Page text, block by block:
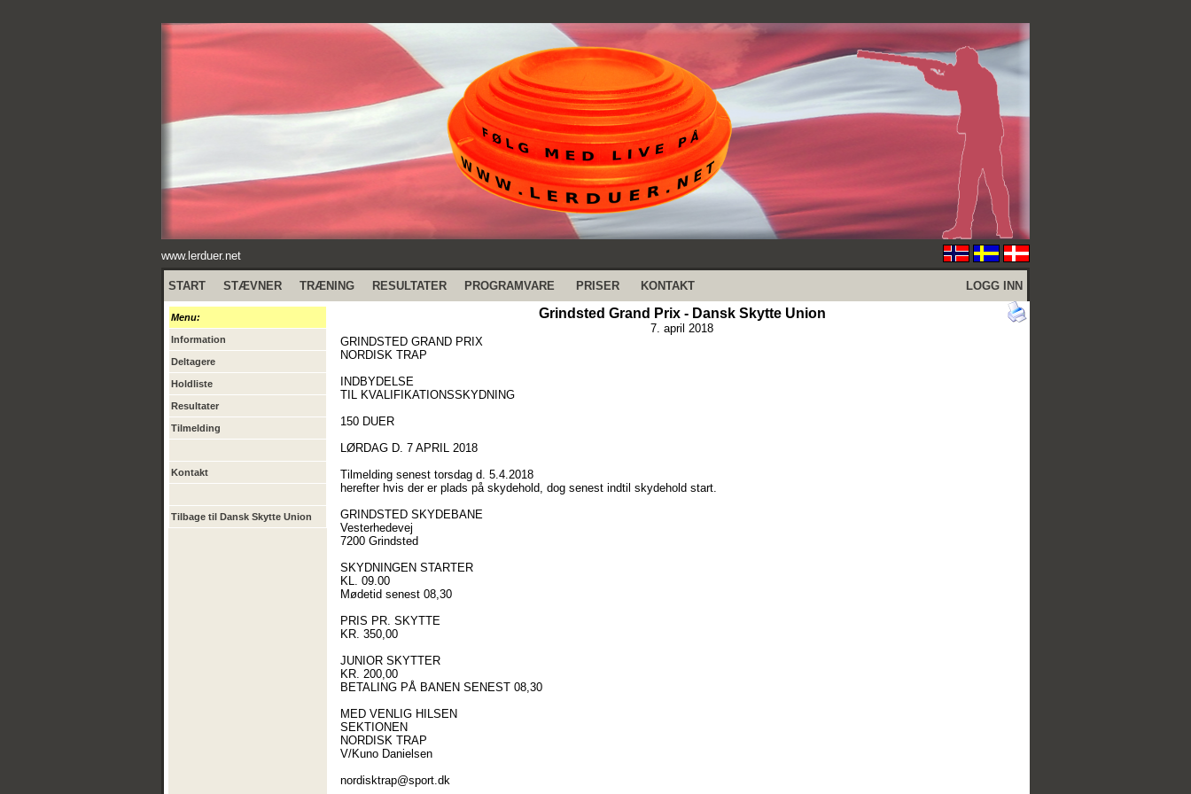
www.lerduer.net
START STÆVNER TRÆNING RESULTATER PROGRAMVARE PRISER KONTAKT LOGG INN
Menu:
Information
Deltagere
Holdliste
Resultater
Tilmelding
Kontakt
Tilbage til Dansk Skytte Union
Grindsted Grand Prix - Dansk Skytte Union
7. april 2018
GRINDSTED GRAND PRIX
NORDISK TRAP
INDBYDELSE
TIL KVALIFIKATIONSSKYDNING
150 DUER
LØRDAG D. 7 APRIL 2018
Tilmelding senest torsdag d. 5.4.2018
herefter hvis der er plads på skydehold, dog senest indtil skydehold start.
GRINDSTED SKYDEBANE
Vesterhedevej
7200 Grindsted
SKYDNINGEN STARTER
KL. 09.00
Mødetid senest 08,30
PRIS PR. SKYTTE
KR. 350,00
JUNIOR SKYTTER
KR. 200,00
BETALING PÅ BANEN SENEST 08,30
MED VENLIG HILSEN
SEKTIONEN
NORDISK TRAP
V/Kuno Danielsen
nordisktrap@sport.dk